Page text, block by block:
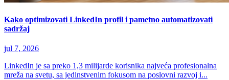
Kako optimizovati LinkedIn profil i pametno automatizovati
sadržaj
jul 7, 2026
LinkedIn je sa preko 1,3 milijarde korisnika najveća profesionalna
mreža na svetu, sa jedinstvenim fokusom na poslovni razvoj i...